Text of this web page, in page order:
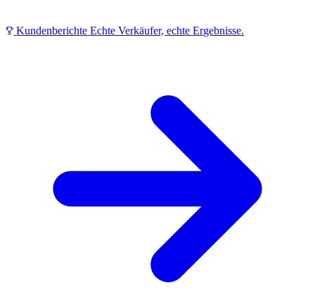
Kundenberichte Echte Verkäufer, echte Ergebnisse.